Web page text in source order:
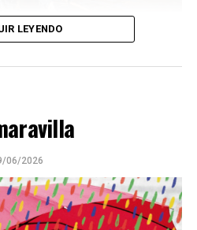
con doble tapa, que
LEYENDO
06/2026